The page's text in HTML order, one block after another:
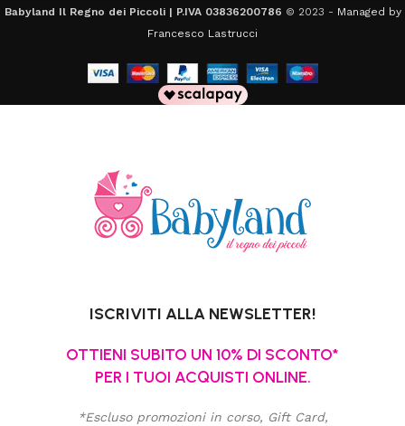
Babyland Il Regno dei Piccoli | P.IVA 03836200786 © 2023 - Managed by
Francesco Lastrucci
ISCRIVITI ALLA NEWSLETTER!
OTTIENI SUBITO UN 10% DI SCONTO*
PER I TUOI ACQUISTI ONLINE.
*Escluso promozioni in corso, Gift Card,